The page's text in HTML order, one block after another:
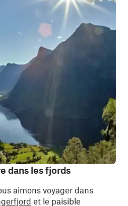
dans les fjords
aimons voyager dans
et le paisible